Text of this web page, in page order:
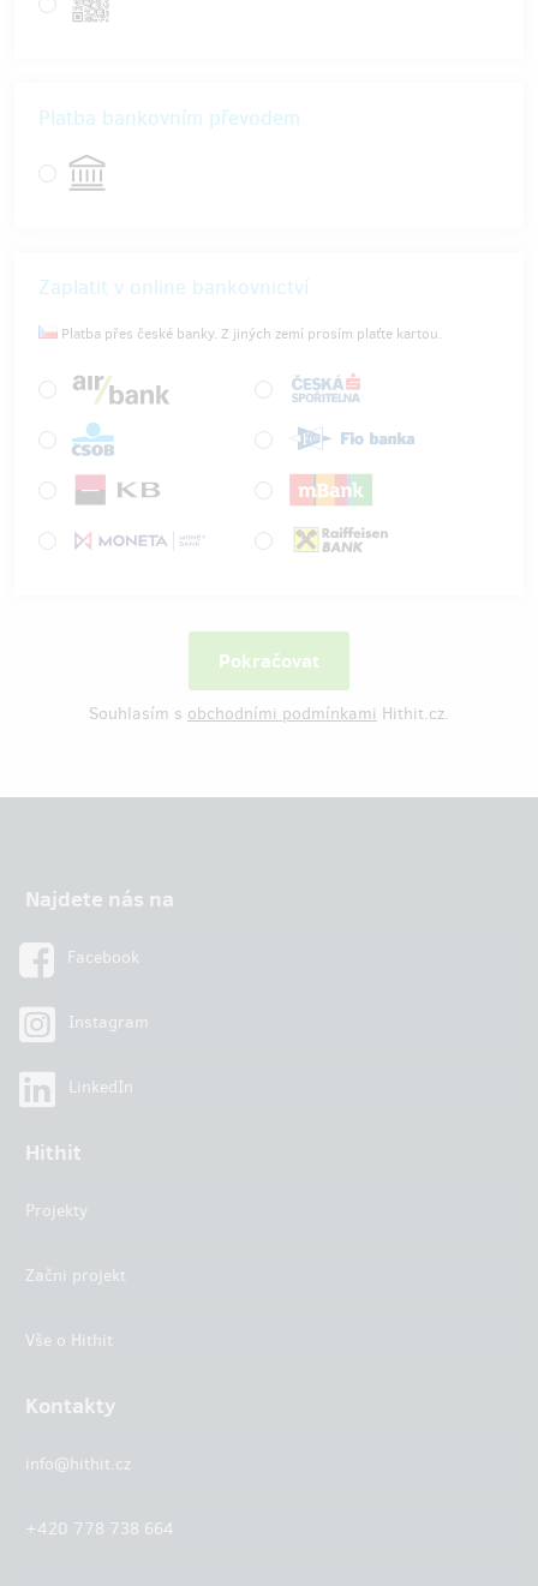
Platba bankovním převodem
Zaplatit v online bankovnictví
Platba přes české banky. Z jiných zemí prosím plaťte kartou.
Souhlasím s obchodními podmínkami Hithit.cz.
Najdete nás na
Facebook
Instagram
LinkedIn
Hithit
Projekty
Začni projekt
Vše o Hithit
Kontakty
info@hithit.cz
+420 778 738 664